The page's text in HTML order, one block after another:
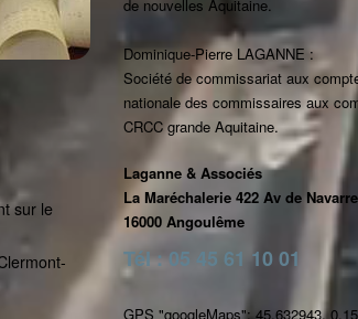
sur le
de nouvelles Aquitaine.
Dominique-Pierre LAGANNE :
Société de commissariat aux
nationale des commissaires aux
CRCC grande Aquitaine.
Laganne & Associés
La Maréchalerie 422 Av de Navarre
16000 Angoulême
Tél : 05 45 61 10 01
GPS "googleMaps": 45.632943,